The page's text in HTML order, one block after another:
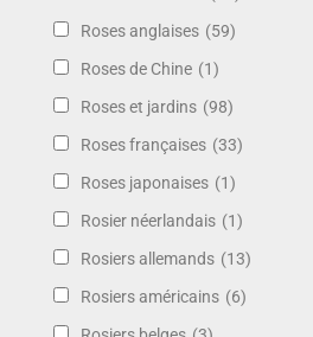
Roses anglaises (59)
Roses de Chine (1)
Roses et jardins (98)
Roses françaises (33)
Roses japonaises (1)
Rosier néerlandais (1)
Rosiers allemands (13)
Rosiers américains (6)